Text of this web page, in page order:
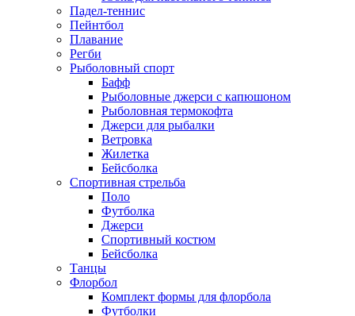
Падел-теннис
Пейнтбол
Плавание
Регби
Рыболовный спорт
Бафф
Рыболовные джерси с капюшоном
Рыболовная термокофта
Джерси для рыбалки
Ветровка
Жилетка
Бейсболка
Спортивная стрельба
Поло
Футболка
Джерси
Спортивный костюм
Бейсболка
Танцы
Флорбол
Комплект формы для флорбола
Футболки